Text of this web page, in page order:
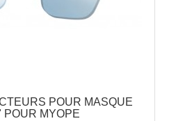
POUR MASQUE
POUR MYOPE